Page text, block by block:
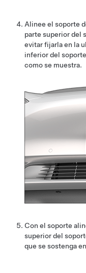
Alinee el soporte
parte superior del
evitar fijarla en la
inferior del
como se muestra.
Con el soporte
superior del
que se sostenga